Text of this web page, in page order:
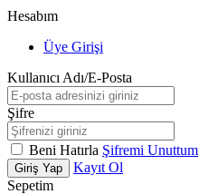
Hesabım
Üye Girişi
Kullanıcı Adı/E-Posta
Şifre
Beni Hatırla Şifremi Unuttum
Giriş Yap
Kayıt Ol
Sepetim